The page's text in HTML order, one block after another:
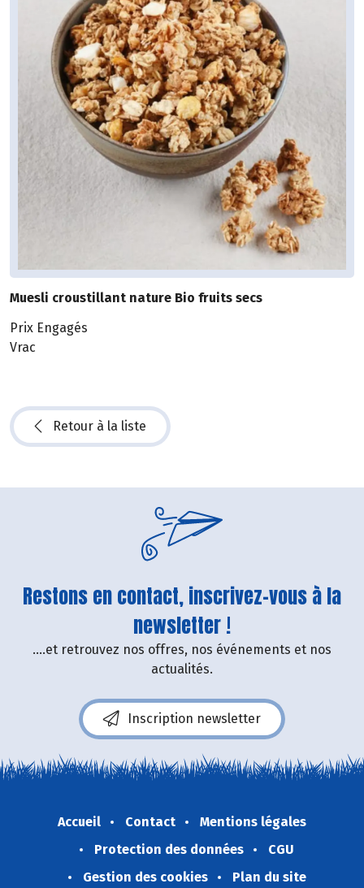
Muesli croustillant nature Bio fruits secs
Prix Engagés
Vrac
Retour à la liste
Restons en contact, inscrivez-vous à la
newsletter !
....et retrouvez nos offres, nos événements et nos
actualités.
Inscription newsletter
Accueil Contact
Mentions légales
Protection des données
CGU
Gestion des cookies
Plan du site